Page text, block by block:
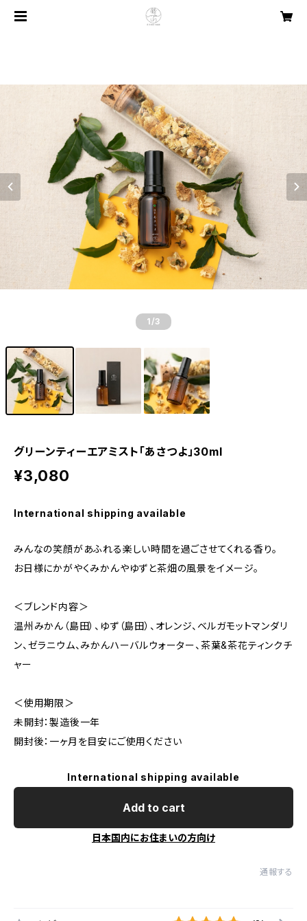
1 /3
グリーンティーエアミスト「あさつよ」30ml
¥3,080
International shipping available
みんなの笑顔があふれる楽しい時間を過ごさせてくれる香り。
お日様にかがやくみかんやゆずと茶畑の風景をイメージ。
＜ブレンド内容＞
温州みかん（島田）、ゆず（島田）、オレンジ、ベルガモットマンダリ
ン、ゼラニウム、みかんハーバルウォーター、茶葉&茶花ティンクチ
ャー
＜使用期限＞
未開封：製造後一年
開封後：一ヶ月を目安にご使用ください
International shipping available
Add to cart
日本国内にお住まいの方向け
通報する